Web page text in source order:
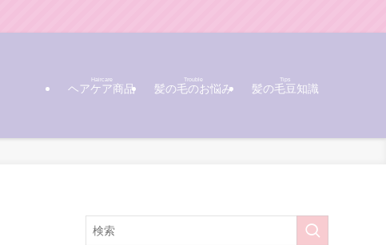
ヘアケア商品
Haircare
髪の毛のお悩み
Trouble
髪の毛豆知識
Tips